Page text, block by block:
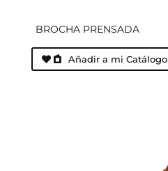
BROCHA PRENSADA
Añadir a mi Catálogo